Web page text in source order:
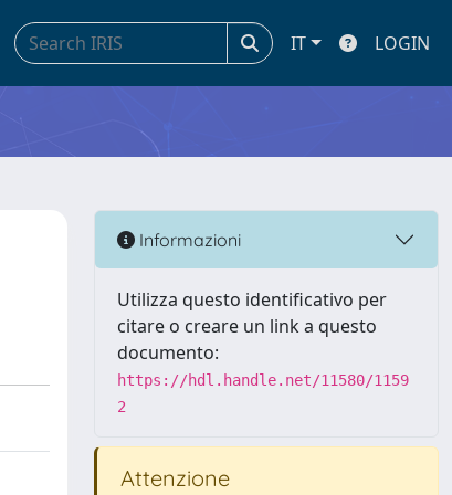
IT LOGIN
Informazioni
Utilizza questo identificativo per
citare o creare un link a questo
documento:
https://hdl.handle.net/11580/1159
2
Attenzione